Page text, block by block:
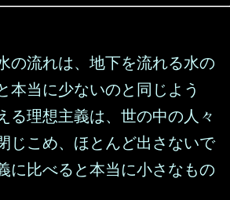
の流れは、地下を流れる水の
本当に少ないのと同じよう
る理想主義は、世の中の人々
じこめ、ほとんど出さないで
に比べると本当に小さなもの